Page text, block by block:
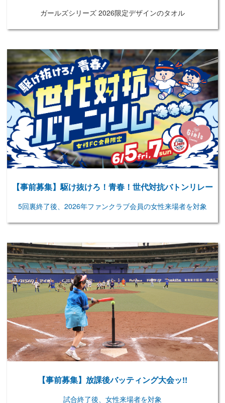
ガールズシリーズ 2026限定デザインのタオル
【事前募集】駆け抜けろ！青春！世代対抗バトンリレー
5回裏終了後、2026年ファンクラブ会員の女性来場者を対象
【事前募集】放課後バッティング大会ッ!!
試合終了後、女性来場者を対象